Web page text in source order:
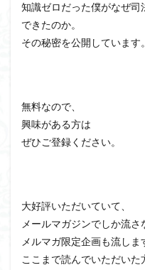
知識ゼロだった僕がなぜ
できたのか。
その秘密を公開しています。
無料なので、
興味がある方は
ぜひご登録ください。
大好評いただいていて、
メールマガジンでしか流さ
メルマガ限定企画も流しま
ここまで読んでいただいた